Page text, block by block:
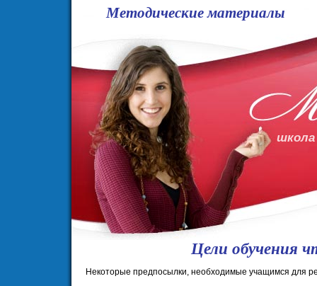
Методические материалы
Цели обучения
Некоторые предпосылки, необходимые учащимся для